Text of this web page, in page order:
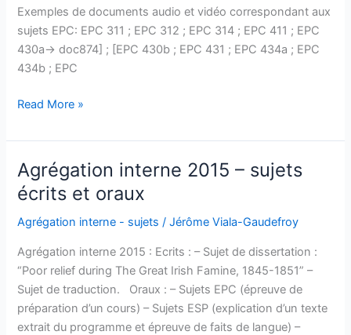
Exemples de documents audio et vidéo correspondant aux
sujets EPC: EPC 311 ; EPC 312 ; EPC 314 ; EPC 411 ; EPC
430a-> doc874] ; [EPC 430b ; EPC 431 ; EPC 434a ; EPC
434b ; EPC
Agrégation
2016
–
sujets
Read More »
Agrégation interne 2015 – sujets
écrits et oraux
Agrégation interne - sujets /Jérôme Viala-Gaudefroy
Agrégation interne 2015 : Ecrits : – Sujet de dissertation :
“Poor relief during The Great Irish Famine, 1845-1851” –
Sujet de traduction. Oraux : – Sujets EPC (épreuve de
préparation d’un cours) – Sujets ESP (explication d’un texte
extrait du programme et épreuve de faits de langue) –